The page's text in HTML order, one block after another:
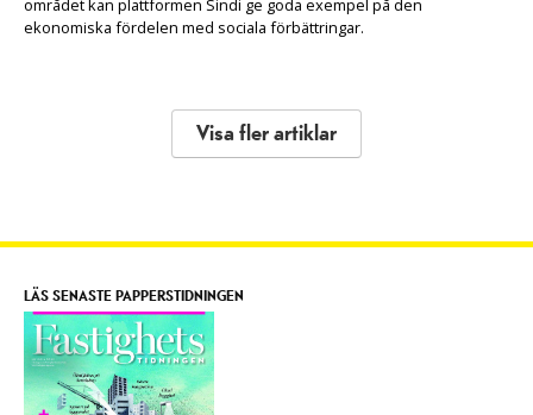
området kan plattformen Sindi ge goda exempel på den
ekonomiska fördelen med sociala förbättringar.
Visa fler artiklar
LÄS SENASTE PAPPERSTIDNINGEN